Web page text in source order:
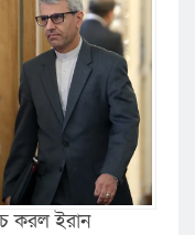
করল ইরান